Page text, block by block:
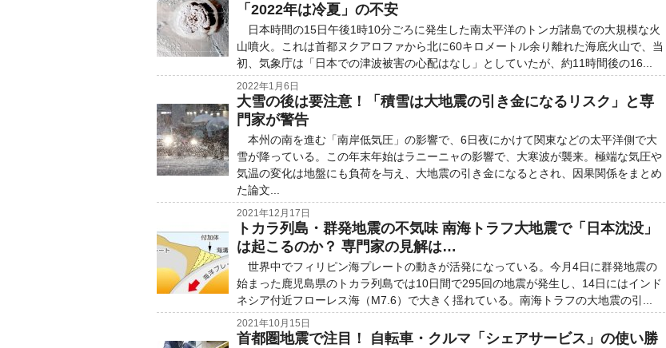
「2022年は冷夏」の不安
日本時間の15日午後1時10分ごろに発生した南太平洋のトンガ諸島での大規模な火
山噴火。これは首都ヌクアロファから北に60キロメートル余り離れた海底火山で、当
初、気象庁は「日本での津波被害の心配はなし」としていたが、約11時間後の16...
2022年1月6日
大雪の後は要注意！「積雪は大地震の引き金になるリスク」と専
門家が警告
本州の南を進む「南岸低気圧」の影響で、6日夜にかけて関東などの太平洋側で大
雪が降っている。この年末年始はラニーニャの影響で、大寒波が襲来。極端な気圧や
気温の変化は地盤にも負荷を与え、大地震の引き金になるとされ、因果関係をまとめ
た論文...
2021年12月17日
トカラ列島・群発地震の不気味 南海トラフ大地震で「日本沈没」
は起こるのか？ 専門家の見解は…
世界中でフィリピン海プレートの動きが活発になっている。今月4日に群発地震の
始まった鹿児島県のトカラ列島では10日間で295回の地震が発生し、14日にはインド
ネシア付近フローレス海（M7.6）で大きく揺れている。南海トラフの大地震の引...
2021年10月15日
首都圏地震で注目！ 自転車・クルマ「シェアサービス」の使い勝